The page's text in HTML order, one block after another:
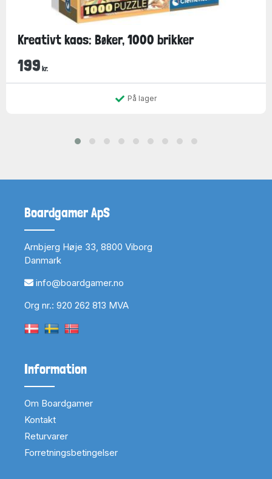
Kreativt kaos: Bøker, 1000 brikker
199 kr.
På lager
Boardgamer ApS
Arnbjerg Høje 33, 8800 Viborg
Danmark
info@boardgamer.no
Org nr.: 920 262 813 MVA
Information
Om Boardgamer
Kontakt
Returvarer
Forretningsbetingelser